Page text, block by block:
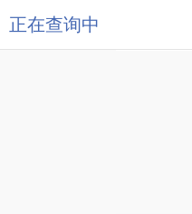
正在查询中